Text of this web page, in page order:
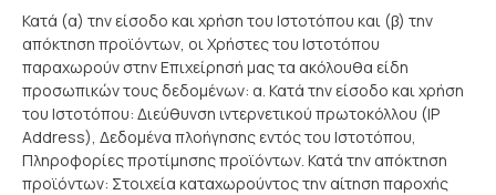
Κατά (α) την είσοδο και χρήση του Ιστοτόπου και (β) την
απόκτηση προϊόντων, οι Χρήστες του Ιστοτόπου
παραχωρούν στην Επιχείρησή μας τα ακόλουθα είδη
προσωπικών τους δεδομένων: α. Κατά την είσοδο και χρήση
του Ιστοτόπου: Διεύθυνση ιντερνετικού πρωτοκόλλου (IP
Address), Δεδομένα πλοήγησης εντός του Ιστοτόπου,
Πληροφορίες προτίμησης προϊόντων. Κατά την απόκτηση
προϊόντων: Στοιχεία καταχωρούντος την αίτηση παροχής